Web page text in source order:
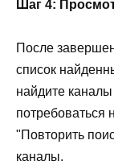
Шаг 4:
После
список
найдите
потребоваться
"Повторить
каналы.